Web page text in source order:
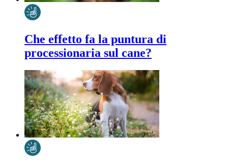
Che effetto fa la puntura di
processionaria sul cane?